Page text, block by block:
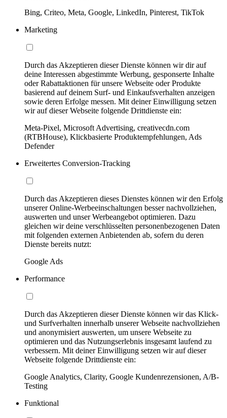
Bing, Criteo, Meta, Google, LinkedIn, Pinterest, TikTok
Marketing
Durch das Akzeptieren dieser Dienste können wir dir auf
deine Interessen abgestimmte Werbung, gesponserte Inhalte
oder Rabattaktionen für unsere Webseite oder Produkte
basierend auf deinem Surf- und Einkaufsverhalten anzeigen
sowie deren Erfolge messen. Mit deiner Einwilligung setzen
wir auf dieser Webseite folgende Drittdienste ein:
Meta-Pixel, Microsoft Advertising, creativecdn.com
(RTBHouse), Klickbasierte Produktempfehlungen, Ads
Defender
Erweitertes Conversion-Tracking
Durch das Akzeptieren dieses Dienstes können wir den Erfolg
unserer Online-Werbeeinschaltungen besser nachvollziehen,
auswerten und unser Werbeangebot optimieren. Dazu
gleichen wir deine verschlüsselten personenbezogenen Daten
mit folgenden externen Anbietenden ab, sofern du deren
Dienste bereits nutzt:
Google Ads
Performance
Durch das Akzeptieren dieser Dienste können wir das Klick-
und Surfverhalten innerhalb unserer Webseite nachvollziehen
und anonymisiert auswerten, um unsere Webseite zu
optimieren und das Nutzungserlebnis insgesamt laufend zu
verbessern. Mit deiner Einwilligung setzen wir auf dieser
Webseite folgende Drittdienste ein:
Google Analytics, Clarity, Google Kundenrezensionen, A/B-
Testing
Funktional